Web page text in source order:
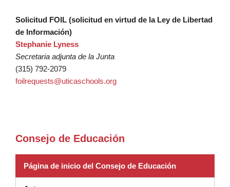
Solicitud FOIL (solicitud en virtud de la Ley de Libertad
de Información)
Stephanie Lyness
Secretaria adjunta de la Junta
(315) 792-2079
foilrequests@uticaschools.org
Consejo de Educación
Página de inicio del Consejo de Educación